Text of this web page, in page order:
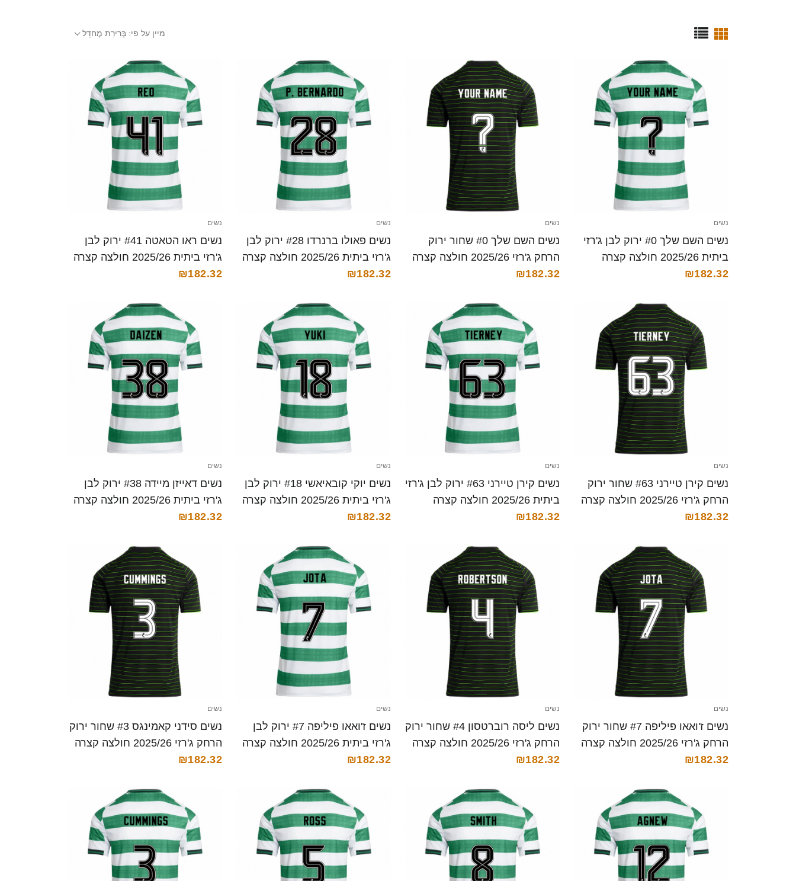
מיין על פי: בְּרִירַת מֶחדָל
נשים
נשים השם שלך #0 ירוק לבן ג'רזי
ביתית 2025/26 חולצה קצרה
₪182.32
נשים
נשים השם שלך #0 שחור ירוק
הרחק ג'רזי 2025/26 חולצה קצרה
₪182.32
נשים
נשים פאולו ברנרדו #28 ירוק לבן
ג'רזי ביתית 2025/26 חולצה קצרה
₪182.32
נשים
נשים ראו הטאטה #41 ירוק לבן
ג'רזי ביתית 2025/26 חולצה קצרה
₪182.32
נשים
נשים קירן טיירני #63 שחור ירוק
הרחק ג'רזי 2025/26 חולצה קצרה
₪182.32
נשים
נשים קירן טיירני #63 ירוק לבן ג'רזי
ביתית 2025/26 חולצה קצרה
₪182.32
נשים
נשים יוקי קובאיאשי #18 ירוק לבן
ג'רזי ביתית 2025/26 חולצה קצרה
₪182.32
נשים
נשים דאייזן מיידה #38 ירוק לבן
ג'רזי ביתית 2025/26 חולצה קצרה
₪182.32
נשים
נשים ז'ואאו פיליפה #7 שחור ירוק
הרחק ג'רזי 2025/26 חולצה קצרה
₪182.32
נשים
נשים ליסה רוברטסון #4 שחור ירוק
הרחק ג'רזי 2025/26 חולצה קצרה
₪182.32
נשים
נשים ז'ואאו פיליפה #7 ירוק לבן
ג'רזי ביתית 2025/26 חולצה קצרה
₪182.32
נשים
נשים סידני קאמינגס #3 שחור ירוק
הרחק ג'רזי 2025/26 חולצה קצרה
₪182.32